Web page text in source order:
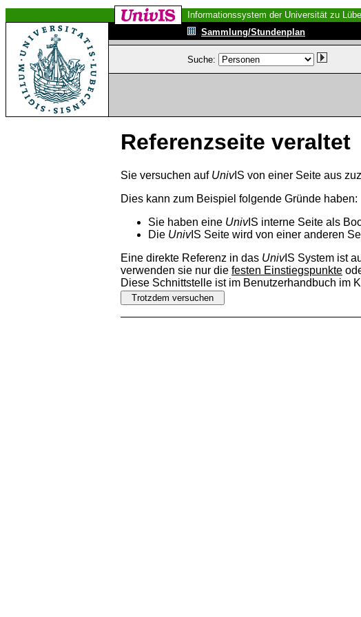
Informationssystem der Universität zu
Sammlung/Stundenplan
Suche:
Referenzseite veraltet
Sie versuchen auf UnivIS von einer Seite aus
Dies kann zum Beispiel folgende Gründe haben:
Sie haben eine UnivIS interne Seite als
Die UnivIS Seite wird von einer anderen
Eine direkte Referenz in das UnivIS System ist
verwenden sie nur die festen Einstiegspunkte
Diese Schnittstelle ist im Benutzerhandbuch im